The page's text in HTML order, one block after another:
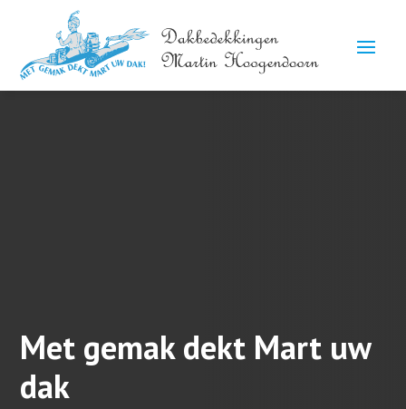
Met gemak dekt Mart uw
dak